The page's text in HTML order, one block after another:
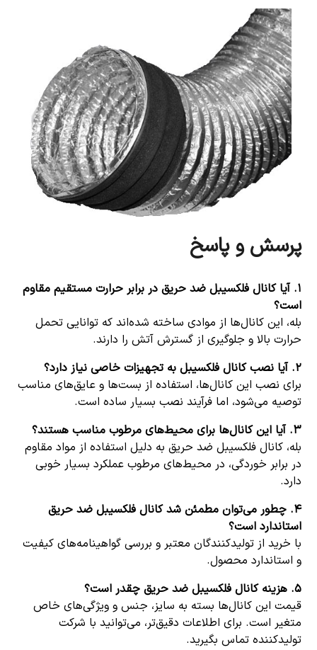
پرسش و پاسخ
۱. آیا کانال فلکسیبل ضد حریق در برابر حرارت مستقیم مقاوم
است؟
بله، این کانال‌ها از موادی ساخته شده‌اند که توانایی تحمل
حرارت بالا و جلوگیری از گسترش آتش را دارند.
۲. آیا نصب کانال فلکسیبل به تجهیزات خاصی نیاز دارد؟
برای نصب این کانال‌ها، استفاده از بست‌ها و عایق‌های مناسب
توصیه می‌شود، اما فرآیند نصب بسیار ساده است.
۳. آیا این کانال‌ها برای محیط‌های مرطوب مناسب هستند؟
بله، کانال فلکسیبل ضد حریق به دلیل استفاده از مواد مقاوم
در برابر خوردگی، در محیط‌های مرطوب عملکرد بسیار خوبی
دارد.
۴. چطور می‌توان مطمئن شد کانال فلکسیبل ضد حریق
استاندارد است؟
با خرید از تولیدکنندگان معتبر و بررسی گواهینامه‌های کیفیت
و استاندارد محصول.
۵. هزینه کانال فلکسیبل ضد حریق چقدر است؟
قیمت این کانال‌ها بسته به سایز، جنس و ویژگی‌های خاص
متغیر است. برای اطلاعات دقیق‌تر، می‌توانید با شرکت
تولیدکننده تماس بگیرید.